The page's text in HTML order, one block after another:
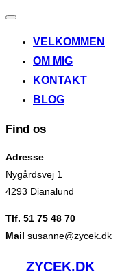
Slå
til/fra
VELKOMMEN
OM MIG
KONTAKT
BLOG
Find os
Adresse
Nygårdsvej 1
4293 Dianalund
Tlf. 51 75 48 70
Mail susanne@zycek.dk
VidereZYCEK.DK